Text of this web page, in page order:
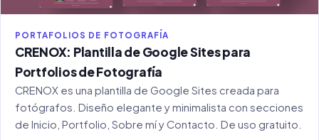
PORTAFOLIOS DE FOTOGRAFÍA
CRENOX: Plantilla de Google Sites para
Portfolios de Fotografía
CRENOX es una plantilla de Google Sites creada para
fotógrafos. Diseño elegante y minimalista con secciones
de Inicio, Portfolio, Sobre mí y Contacto. De uso gratuito.